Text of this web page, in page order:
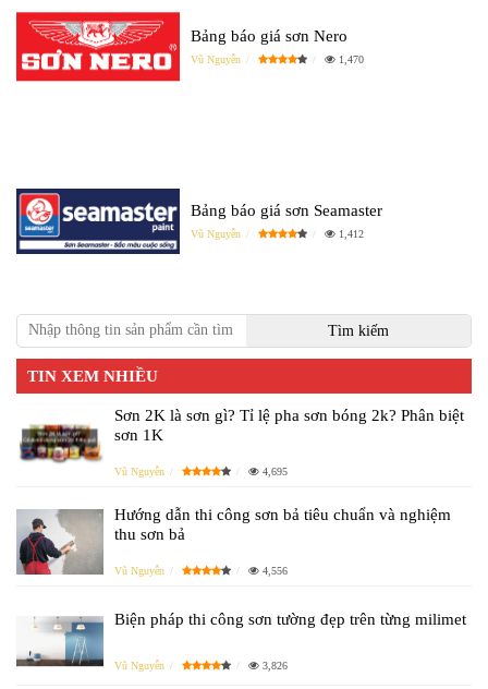
Bảng báo giá sơn Nero
Vũ Nguyễn 1,470
Bảng báo giá sơn Seamaster
Vũ Nguyễn 1,412
TIN XEM NHIỀU
Sơn 2K là sơn gì? Tỉ lệ pha sơn bóng 2k? Phân biệt
sơn 1K
Vũ Nguyễn 4,695
Hướng dẫn thi công sơn bả tiêu chuẩn và nghiệm
thu sơn bả
Vũ Nguyễn 4,556
Biện pháp thi công sơn tường đẹp trên từng milimet
Vũ Nguyễn 3,826